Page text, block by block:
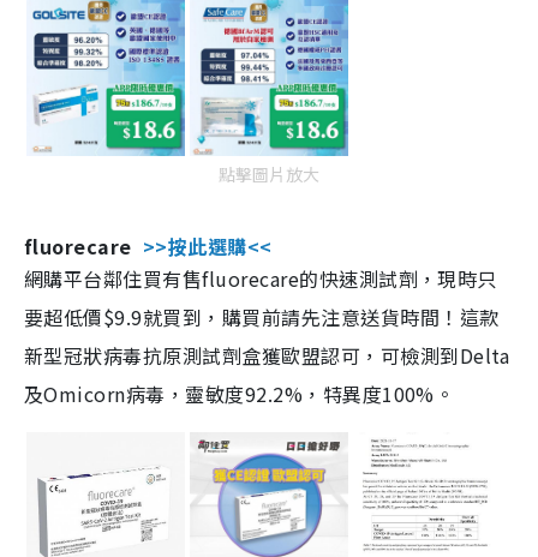
點擊圖片放大
fluorecare >>按此選購<<
網購平台鄰住買有售fluorecare的快速測試劑，現時只
要超低價$9.9就買到，購買前請先注意送貨時間！這款
新型冠狀病毒抗原測試劑盒獲歐盟認可，可檢測到Delta
及Omicorn病毒，靈敏度92.2%，特異度100%。